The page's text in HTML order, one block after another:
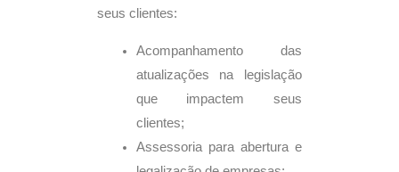
seus clientes:
Acompanhamento das
atualizações na legislação
que impactem seus
clientes;
Assessoria para abertura e